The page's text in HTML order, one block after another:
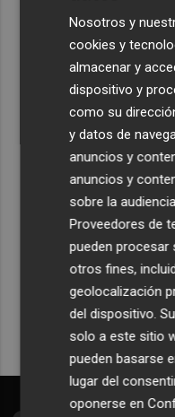
monitorizar el Mar
submarino autónomo
Una batea clochinera
incidente con un
Recibe
Plaza
Nosotros y
cookies y
almacenar y
dispositivo y
como su
y datos de
anuncios y
anuncios y
sobre la
Proveedores de
pueden
otros fines,
geolocalización
del dispositivo.
solo a este sitio
pueden basarse
lugar del
oponerse en